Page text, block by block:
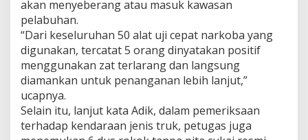
J
i
n
g
P
g
g
akan menyeberang atau masuk kawasan
pelabuhan.
“Dari keseluruhan 50 alat uji cepat narkoba yang
digunakan, tercatat 5 orang dinyatakan positif
menggunakan zat terlarang dan langsung
diamankan untuk penanganan lebih lanjut,”
ucapnya.
Selain itu, lanjut kata Adik, dalam pemeriksaan
terhadap kendaraan jenis truk, petugas juga